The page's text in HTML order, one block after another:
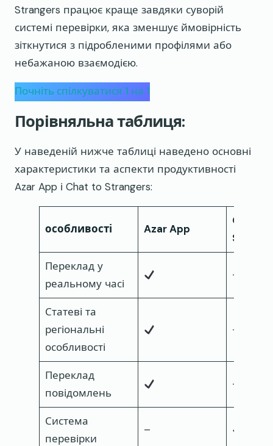
Strangers працює краще завдяки суворій
системі перевірки, яка зменшує ймовірність
зіткнутися з підробленими профілями або
небажаною взаємодією.
Почніть спілкуватися 1 на 1
Порівняльна таблиця:
У наведеній нижче таблиці наведено основні
характеристики та аспекти продуктивності
Azar App і Chat to Strangers:
особливості Azar App
Chat to
Переклад у
реальному часі
–
Статеві та
регіональні
особливості
–
Переклад
повідомлень
–
Система
перевірки
–